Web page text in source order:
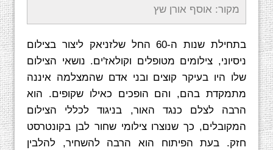
מקור: אוסף אורן שץ
בתחילת שנות ה-60 החל שלזניאק ליצור בצילום
ניסיוני, צילומים מטופלים וקולאז'ים. נושאי הצילום
שלו היו בעיקר קוצים ובני אדם שהמצלמה איננה
מתמקדת בהם, והם הופכים כאילו שקופים. הוא
הרבה לצלם כנגד האור, בניגוד לכללי הצילום
המקובלים, כך שנוצרו צילומי שחור לבן בקונטרסט
חזק. בעת הפיתוח הוא הרבה להשחיר, להלבין